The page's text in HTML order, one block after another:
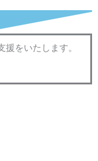
をいたします。